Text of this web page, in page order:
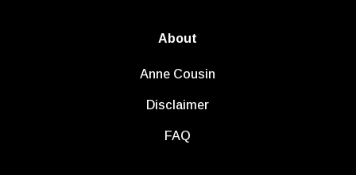
About
Anne Cousin
Disclaimer
FAQ